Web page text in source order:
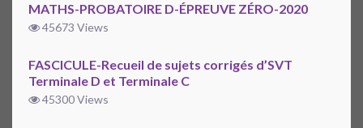
MATHS-PROBATOIRE D-ÉPREUVE ZÉRO-2020
45673 Views
FASCICULE-Recueil de sujets corrigés d’SVT
Terminale D et Terminale C
45300 Views